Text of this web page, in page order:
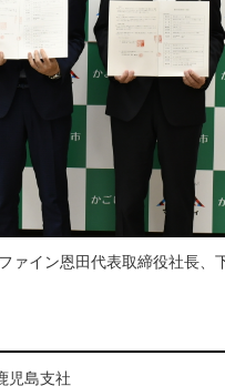
ァイン恩田代表取締役社長、
児島支社